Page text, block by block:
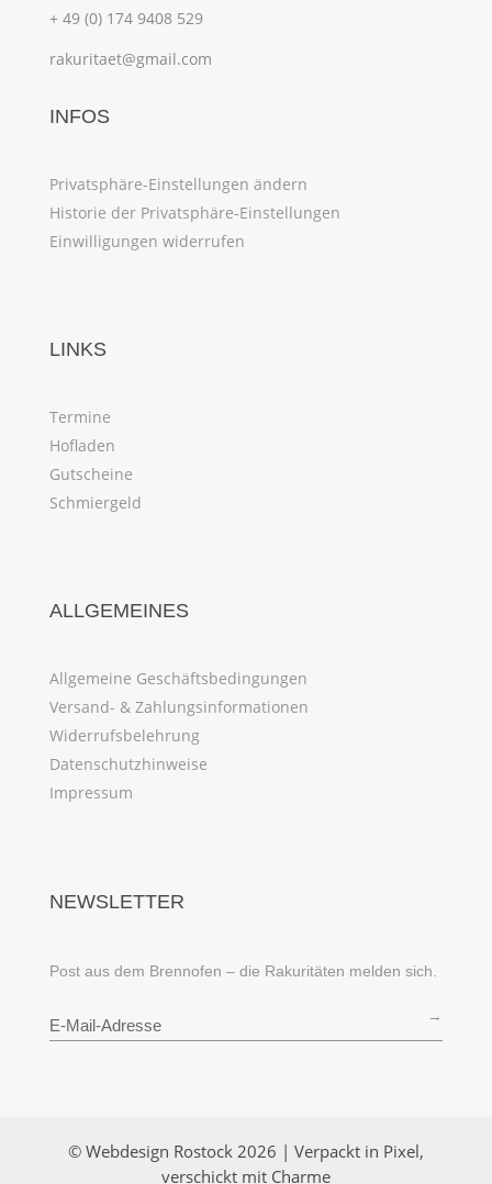
+ 49 (0) 174 9408 529
rakuritaet@gmail.com
INFOS
Privatsphäre-Einstellungen ändern
Historie der Privatsphäre-Einstellungen
Einwilligungen widerrufen
LINKS
Termine
Hofladen
Gutscheine
Schmiergeld
ALLGEMEINES
Allgemeine Geschäftsbedingungen
Versand- & Zahlungsinformationen
Widerrufsbelehrung
Datenschutzhinweise
Impressum
NEWSLETTER
Post aus dem Brennofen – die Rakuritäten melden sich.
→
© Webdesign Rostock 2026 | Verpackt in Pixel,
verschickt mit Charme